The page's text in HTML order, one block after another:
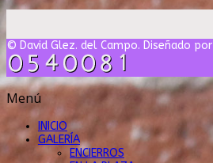
© David Glez. del Campo. Diseñado por
Menú
INICIO
GALERÍA
ENCIERROS